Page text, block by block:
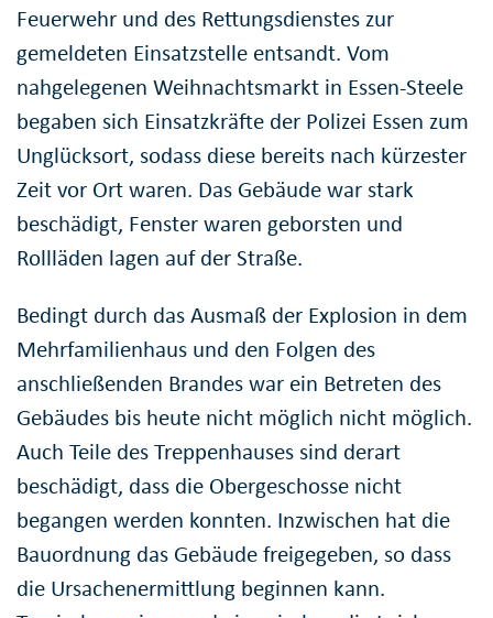
Feuerwehr und des Rettungsdienstes zur
gemeldeten Einsatzstelle entsandt. Vom
nahgelegenen Weihnachtsmarkt in Essen-Steele
begaben sich Einsatzkräfte der Polizei Essen zum
Unglücksort, sodass diese bereits nach kürzester
Zeit vor Ort waren. Das Gebäude war stark
beschädigt, Fenster waren geborsten und
Rollläden lagen auf der Straße.
Bedingt durch das Ausmaß der Explosion in dem
Mehrfamilienhaus und den Folgen des
anschließenden Brandes war ein Betreten des
Gebäudes bis heute nicht möglich nicht möglich.
Auch Teile des Treppenhauses sind derart
beschädigt, dass die Obergeschosse nicht
begangen werden konnten. Inzwischen hat die
Bauordnung das Gebäude freigegeben, so dass
die Ursachenermittlung beginnen kann.